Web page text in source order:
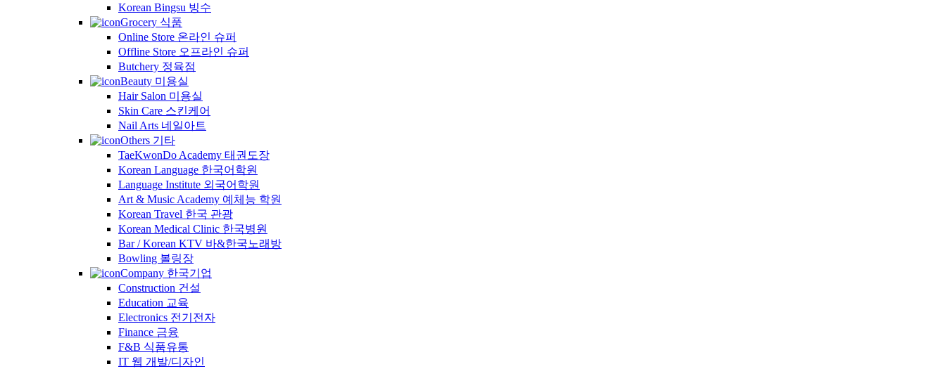
Korean Bingsu 빙수
Grocery 식품
Online Store 온라인 슈퍼
Offline Store 오프라인 슈퍼
Butchery 정육점
Beauty 미용실
Hair Salon 미용실
Skin Care 스킨케어
Nail Arts 네일아트
Others 기타
TaeKwonDo Academy 태권도장
Korean Language 한국어학원
Language Institute 외국어학원
Art & Music Academy 예체능 학원
Korean Travel 한국 관광
Korean Medical Clinic 한국병원
Bar / Korean KTV 바&한국노래방
Bowling 볼링장
Company 한국기업
Construction 건설
Education 교육
Electronics 전기전자
Finance 금융
F&B 식품유통
IT 웹 개발/디자인